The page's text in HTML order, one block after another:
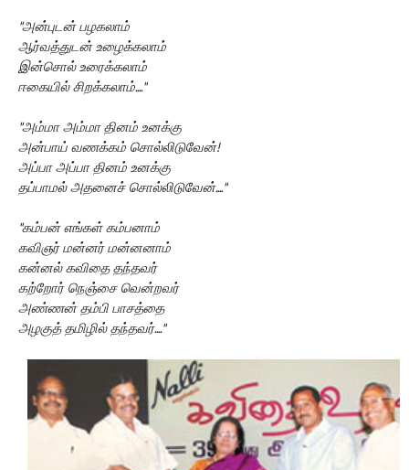
"அன்புடன் பழகலாம்
ஆர்வத்துடன் உழைக்கலாம்
இன்சொல் உரைக்கலாம்
ஈகையில் சிறக்கலாம்...."
"அம்மா அம்மா தினம் உனக்கு
அன்பாய் வணக்கம் சொல்லிடுவேன்!
அப்பா அப்பா தினம் உனக்கு
தப்பாமல் அதனைச் சொல்லிடுவேன்...."
"கம்பன் எங்கள் கம்பனாம்
கவிஞர் மன்னர் மன்னனாம்
கன்னல் கவிதை தந்தவர்
கற்றோர் நெஞ்சை வென்றவர்
அண்ணன் தம்பி பாசத்தை
அழகுத் தமிழில் தந்தவர்...."